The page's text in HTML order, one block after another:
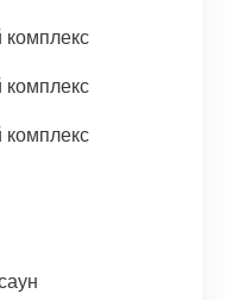
комплекс
комплекс
комплекс